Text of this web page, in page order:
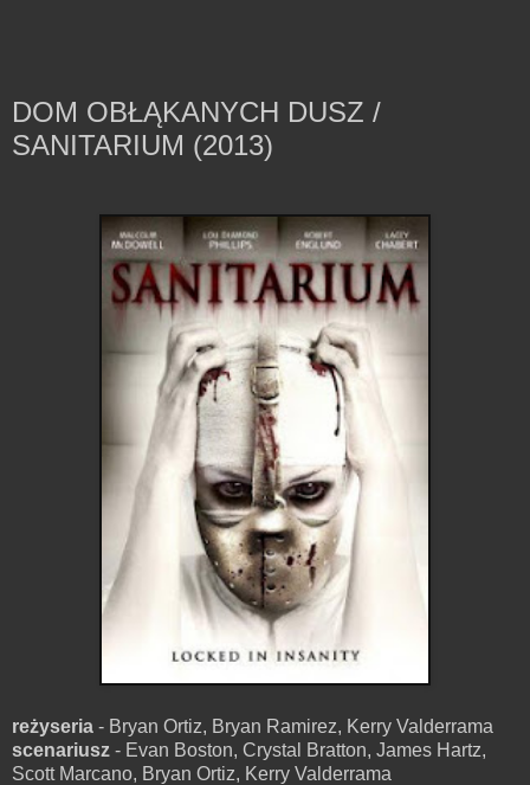
DOM OBŁĄKANYCH DUSZ /
SANITARIUM (2013)
reżyseria - Bryan Ortiz, Bryan Ramirez, Kerry Valderrama
scenariusz - Evan Boston, Crystal Bratton, James Hartz,
Scott Marcano, Bryan Ortiz, Kerry Valderrama